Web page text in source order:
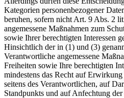
Kategorien personenbezogener
beruhen, sofern nicht Art. 9 Abs. 2
angemessene Maßnahmen zum
sowie Ihrer berechtigten Interessen
Hinsichtlich der in (1) und (3)
Verantwortliche angemessene
Freiheiten sowie Ihre berechtigten
mindestens das Recht auf
seitens des Verantwortlichen, auf
Standpunkts und auf Anfechtung